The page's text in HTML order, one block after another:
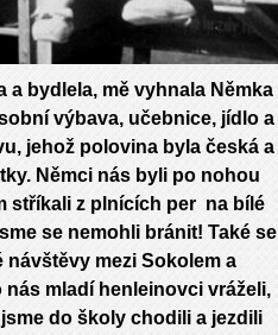
a bydlela, mě vyhnala Němka
výbava, učebnice, jídlo a
jehož polovina byla česká a
Němci nás byli po nohou
stříkali z plnících per na bílé
se nemohli bránit! Také se
mezi Sokolem a
nás mladí henleinovci vráželi,
do školy chodili a jezdili